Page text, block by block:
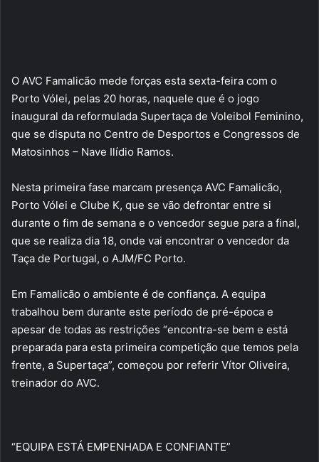
O AVC Famalicão mede forças esta sexta-feira com o
Porto Vólei, pelas 20 horas, naquele que é o jogo
inaugural da reformulada Supertaça de Voleibol Feminino,
que se disputa no Centro de Desportos e Congressos de
Matosinhos – Nave Ilídio Ramos.
Nesta primeira fase marcam presença AVC Famalicão,
Porto Vólei e Clube K, que se vão defrontar entre si
durante o fim de semana e o vencedor segue para a final,
que se realiza dia 18, onde vai encontrar o vencedor da
Taça de Portugal, o AJM/FC Porto.
Em Famalicão o ambiente é de confiança. A equipa
trabalhou bem durante este período de pré-época e
apesar de todas as restrições “encontra-se bem e está
preparada para esta primeira competição que temos pela
frente, a Supertaça”, começou por referir Vítor Oliveira,
treinador do AVC.
“EQUIPA ESTÁ EMPENHADA E CONFIANTE”